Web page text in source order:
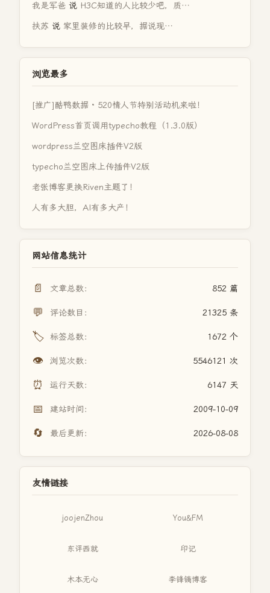
我是军爸 说 H3C知道的人比较少吧，质…
扶苏 说 家里装修的比较早，据说现…
浏览最多
[推广]酷鸭数据 · 520情人节特别活动机来啦！
WordPress首页调用typecho教程（1.3.0版）
wordpress兰空图床插件V2版
typecho兰空图床上传插件V2版
老张博客更换Riven主题了！
人有多大胆，AI有多大产！
网站信息统计
📄 文章总数： 852 篇
💬 评论数目： 21325 条
🏷️ 标签总数： 1672 个
👁️ 浏览次数： 5546121 次
⏰ 运行天数： 6147 天
📅 建站时间： 2009-10-09
🔄 最后更新： 2026-08-08
友情链接
joojenZhou You&FM
东评西就 印记
木本无心 李锋镝博客